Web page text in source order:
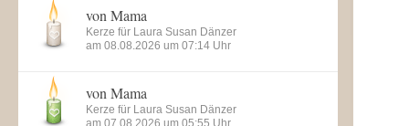
von Mama
Kerze für Laura Susan Dänzer
am 08.08.2026 um 07:14 Uhr
von Mama
Kerze für Laura Susan Dänzer
am 07.08.2026 um 05:55 Uhr